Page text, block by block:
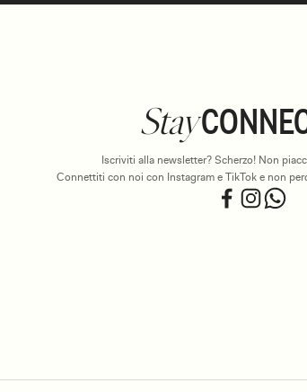
Stay
Iscriviti alla newsletter? Scherzo! Non
Connettiti con noi con Instagram e TikTok e non